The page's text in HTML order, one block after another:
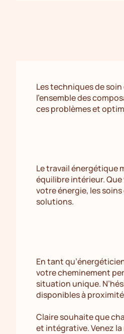
Les techniques de
l’ensemble des
ces problèmes et
Le travail énergétique
équilibre intérieur.
votre énergie, les
solutions.
En tant
votre cheminement
situation unique.
disponibles à
Claire souhaite que
et intégrative. Venez